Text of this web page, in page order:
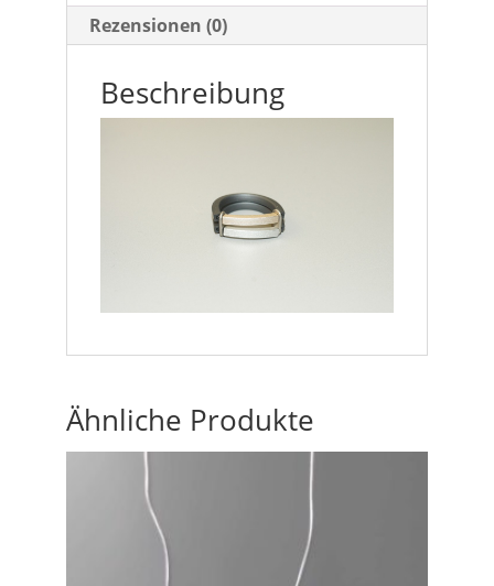
Rezensionen (0)
Beschreibung
Ähnliche Produkte